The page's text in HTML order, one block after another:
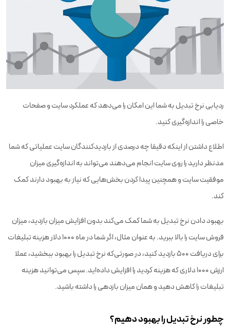
ردیابی نرخ تبدیل به شما این امکان را می‌دهد که عملکرد سایت و صفحات
خاصی را اندازه‌گیری کنید.
اطلاع داشتن از اینکه دقیقا چه درصدی از بازدیدکنندگان سایت عملیاتی که شما
مدنظر دارید را روی سایت انجام می‌دهند می‌تواند به اندازه‌گیری میزان
موفقیت سایت و همچنین پیدا کردن بخش‌هایی که نیاز به بهبود دارند کمک
کند.
بهبود دادن نرخ تبدیل به شما کمک می‌کند بدون افزایش میزان بازدید، میزان
فروش سایت را بالا ببرید. به عنوان مثال، اگر شما در ماه ۱۰۰۰ دلار هزینه تبلیغات
برای دریافت ۵۰۰ بازدید ‌کنید، در صورتی‌که نرخ تبدیل را بهبود ببخشید، عملا
ارزش ۱۰۰۰ دلاری که هزینه کردید را افزایش داده‌اید. سپس می‌توانید هزینه
تبلیغات را کاهش دهید و همان میزان بازدهی را داشته باشید.
چطور نرخ تبدیل را بهبود دهیم؟